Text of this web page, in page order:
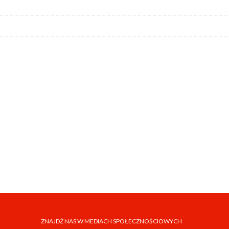
ZNAJDŹ NAS W MEDIACH SPOŁECZNOŚCIOWYCH